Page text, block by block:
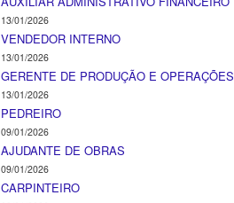
13/01/2026
VENDEDOR INTERNO
13/01/2026
GERENTE DE PRODUÇÃO E OPERAÇÕES
13/01/2026
PEDREIRO
09/01/2026
AJUDANTE DE OBRAS
09/01/2026
CARPINTEIRO